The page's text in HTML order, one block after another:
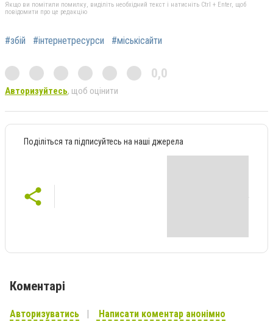
Якщо ви помітили помилку, виділіть необхідний текст і натисніть Ctrl + Enter, щоб
повідомити про це редакцію
#збій #інтернетресурси #міськісайти
0,0
Авторизуйтесь, щоб оцінити
Поділіться та підписуйтесь на наші джерела
Коментарі
Авторизуватись Написати коментар анонімно